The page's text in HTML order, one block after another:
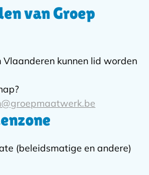
van Groep
kunnen lid worden
(beleidsmatige en andere)